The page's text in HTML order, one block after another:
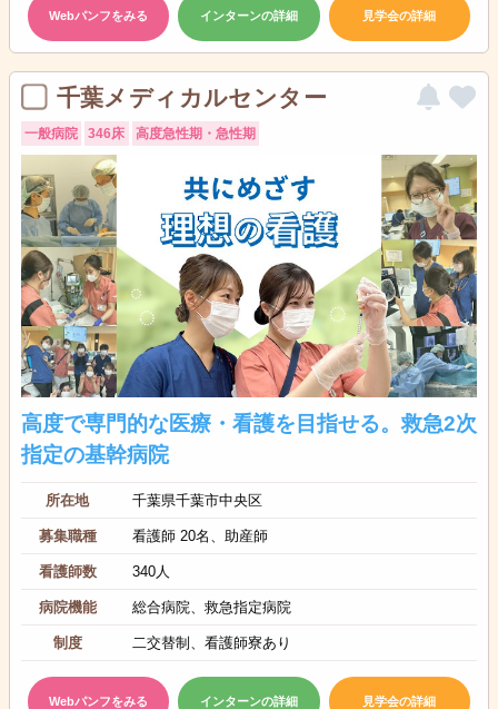
Webパンフをみる インターンの詳細 見学会の詳細
千葉メディカルセンター
一般病院 346床 高度急性期・急性期
高度で専門的な医療・看護を目指せる。救急2次
指定の基幹病院
所在地 千葉県千葉市中央区
募集職種 看護師 20名、助産師
看護師数 340人
病院機能 総合病院、救急指定病院
制度 二交替制、看護師寮あり
Webパンフをみる インターンの詳細 見学会の詳細